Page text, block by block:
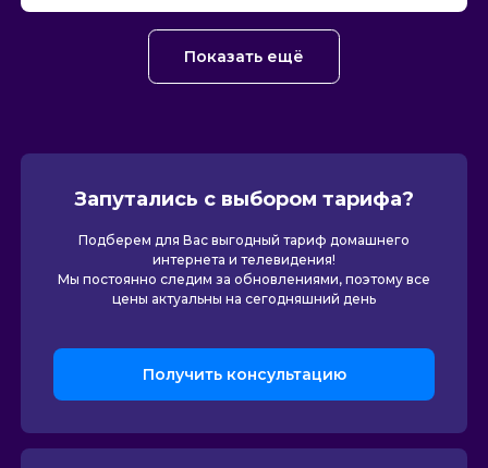
Запутались с выбором тарифа?
Подберем для Вас выгодный тариф домашнего
интернета и телевидения!
Мы постоянно следим за обновлениями, поэтому все
цены актуальны на сегодняшний день
Получить консультацию
Показать ещё